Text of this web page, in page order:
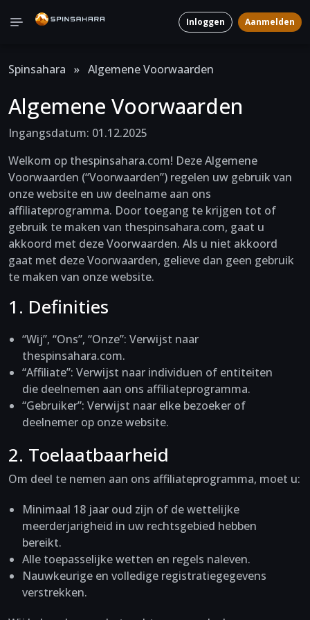
Inloggen Aanmelden
Spinsahara » Algemene Voorwaarden
Algemene Voorwaarden
Ingangsdatum: 01.12.2025
Welkom op thespinsahara.com! Deze Algemene
Voorwaarden (“Voorwaarden”) regelen uw gebruik van
onze website en uw deelname aan ons
affiliateprogramma. Door toegang te krijgen tot of
gebruik te maken van thespinsahara.com, gaat u
akkoord met deze Voorwaarden. Als u niet akkoord
gaat met deze Voorwaarden, gelieve dan geen gebruik
te maken van onze website.
1. Definities
“Wij”, “Ons”, “Onze”: Verwijst naar
thespinsahara.com.
“Affiliate”: Verwijst naar individuen of entiteiten
die deelnemen aan ons affiliateprogramma.
“Gebruiker”: Verwijst naar elke bezoeker of
deelnemer op onze website.
2. Toelaatbaarheid
Om deel te nemen aan ons affiliateprogramma, moet u:
Minimaal 18 jaar oud zijn of de wettelijke
meerderjarigheid in uw rechtsgebied hebben
bereikt.
Alle toepasselijke wetten en regels naleven.
Nauwkeurige en volledige registratiegegevens
verstrekken.